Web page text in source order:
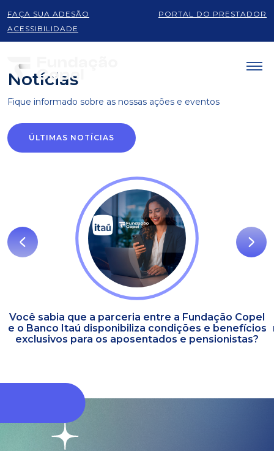
FAÇA SUA ADESÃO
PORTAL DO PRESTADOR
ACESSIBILIDADEProdutos e serviços
Notícias
Fique informado sobre as nossas ações e eventos
ÚLTIMAS NOTÍCIAS
Você sabia que a parceria entre a Fundação Copel
e o Banco Itaú disponibiliza condições e benefícios
exclusivos para os aposentados e pensionistas?